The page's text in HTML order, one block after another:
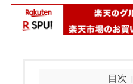
目次